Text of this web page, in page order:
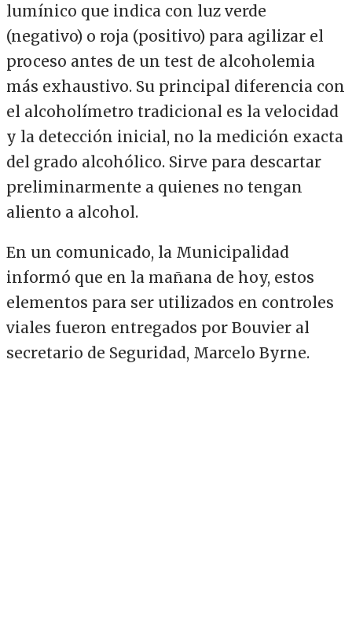
lumínico que indica con luz verde
(negativo) o roja (positivo) para agilizar el
proceso antes de un test de alcoholemia
más exhaustivo. Su principal diferencia con
el alcoholímetro tradicional es la velocidad
y la detección inicial, no la medición exacta
del grado alcohólico. Sirve para descartar
preliminarmente a quienes no tengan
aliento a alcohol.
En un comunicado, la Municipalidad
informó que en la mañana de hoy, estos
elementos para ser utilizados en controles
viales fueron entregados por Bouvier al
secretario de Seguridad, Marcelo Byrne.